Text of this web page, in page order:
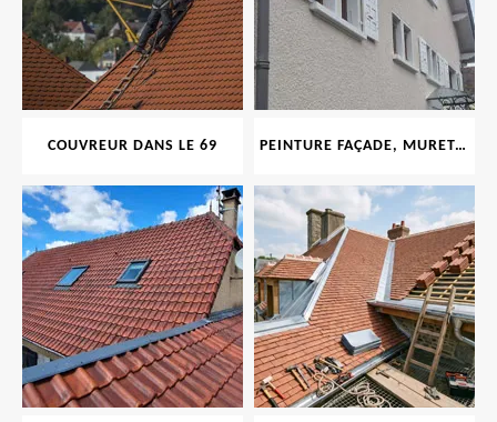
COUVREUR DANS LE 69 PEINTURE FAÇADE, MURET, TOITURE, BOISERIE, FERRONERIE, GOUTTIÈRE 69